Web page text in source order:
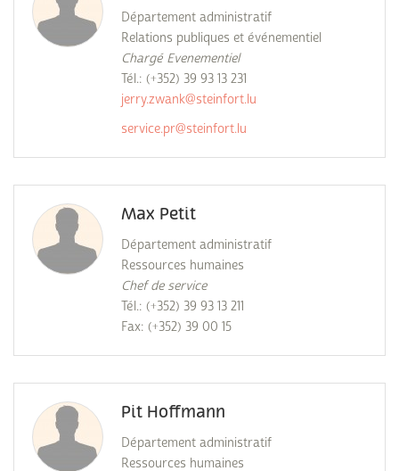
Département administratif
Relations publiques et événementiel
Chargé Evenementiel
Tél.: (+352) 39 93 13 231
jerry.zwank@steinfort.lu
service.pr@steinfort.lu
Max Petit
Département administratif
Ressources humaines
Chef de service
Tél.: (+352) 39 93 13 211
Fax: (+352) 39 00 15
Pit Hoffmann
Département administratif
Ressources humaines